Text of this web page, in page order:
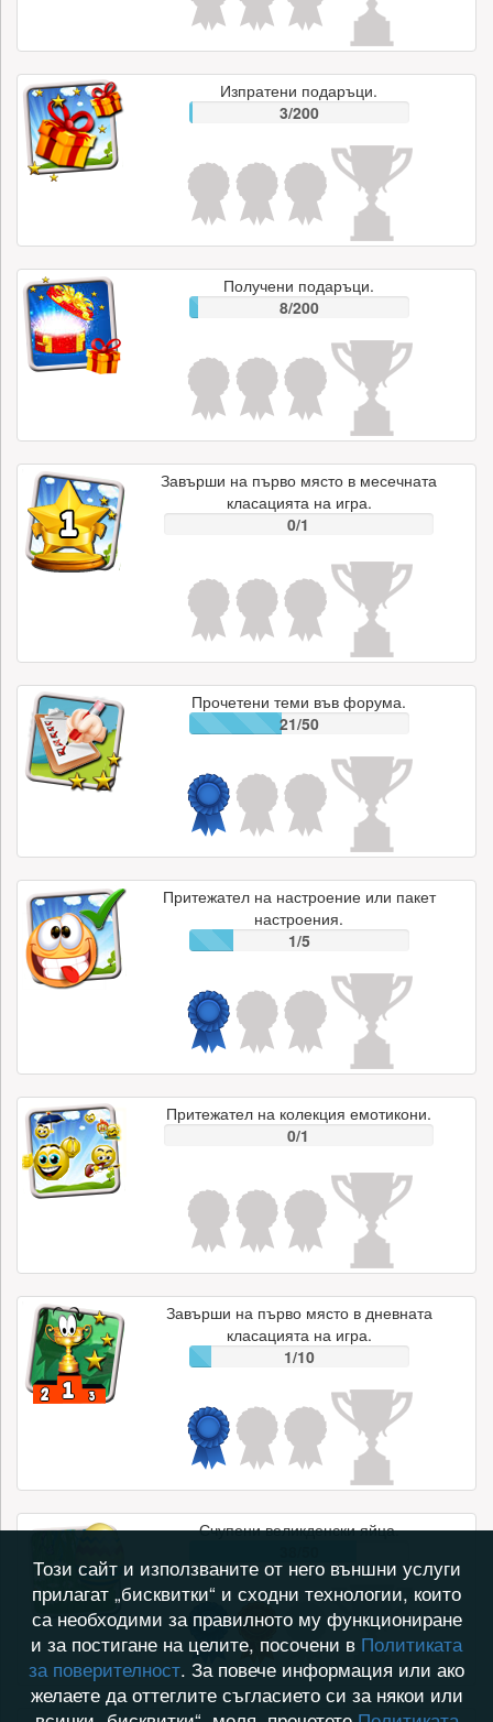
Изпратени подаръци.
3/200
Получени подаръци.
8/200
Завърши на първо място в месечната
класацията на игра.
0/1
Прочетени теми във форума.
21/50
Притежател на настроение или пакет
настроения.
1/5
Притежател на колекция емотикони.
0/1
Завърши на първо място в дневната
класацията на игра.
1/10
Счупени великденски яйца.
Този сайт и използваните от него външни услуги
прилагат „бисквитки“ и сходни технологии, които
са необходими за правилното му функциониране
и за постигане на целите, посочени в Политиката
за поверителност. За повече информация или ако
желаете да оттеглите съгласието си за някои или